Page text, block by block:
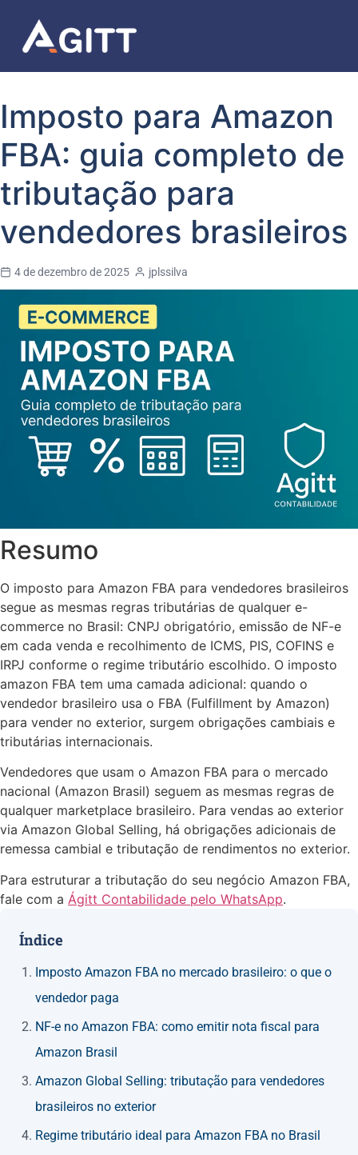
Imposto para Amazon
FBA: guia completo de
tributação para
vendedores brasileiros
4 de dezembro de 2025 jplssilva
Resumo
O imposto para Amazon FBA para vendedores brasileiros
segue as mesmas regras tributárias de qualquer e-
commerce no Brasil: CNPJ obrigatório, emissão de NF-e
em cada venda e recolhimento de ICMS, PIS, COFINS e
IRPJ conforme o regime tributário escolhido. O imposto
amazon FBA tem uma camada adicional: quando o
vendedor brasileiro usa o FBA (Fulfillment by Amazon)
para vender no exterior, surgem obrigações cambiais e
tributárias internacionais.
Vendedores que usam o Amazon FBA para o mercado
nacional (Amazon Brasil) seguem as mesmas regras de
qualquer marketplace brasileiro. Para vendas ao exterior
via Amazon Global Selling, há obrigações adicionais de
remessa cambial e tributação de rendimentos no exterior.
Para estruturar a tributação do seu negócio Amazon FBA,
fale com a Ágitt Contabilidade pelo WhatsApp.
Índice
Imposto Amazon FBA no mercado brasileiro: o que o
vendedor paga
NF-e no Amazon FBA: como emitir nota fiscal para
Amazon Brasil
Amazon Global Selling: tributação para vendedores
brasileiros no exterior
Regime tributário ideal para Amazon FBA no Brasil